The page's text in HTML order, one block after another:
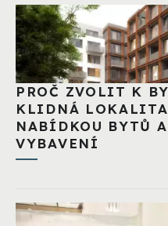
PROČ ZVOLIT K
KLIDNÁ LOKALITA
NABÍDKOU BYTŮ
VYBAVENÍ